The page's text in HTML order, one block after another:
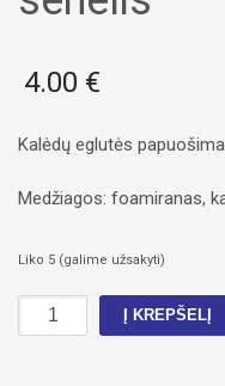
4.00 €
Kalėdų eglutės
Medžiagos: foamiranas,
Liko 5 (galime užsakyti)
produkto
kiekis:
Į KREPŠELĮ